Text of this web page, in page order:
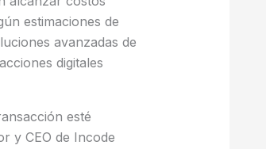
estimaciones de
avanzadas de
digitales
esté
y CEO de Incode